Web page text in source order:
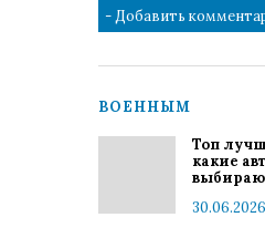
ВОЕННЫМ
Топ
какие